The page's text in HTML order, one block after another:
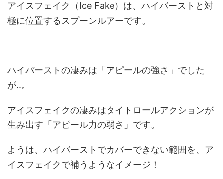
アイスフェイク（Ice Fake）は、ハイバーストと対
極に位置するスプーンルアーです。
ハイバーストの凄みは「アピールの強さ」でした
が..。
アイスフェイクの凄みはタイトロールアクションが
生み出す「アピール力の弱さ」です。
ようは、ハイバーストでカバーできない範囲を、ア
イスフェイクで補うようなイメージ！